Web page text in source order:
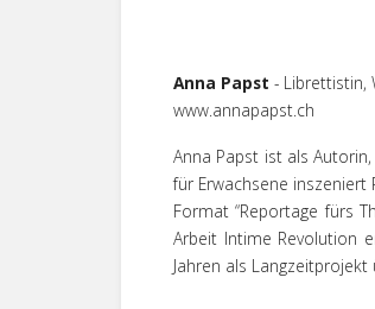
Anna Papst - Librettistin,
www.annapapst.ch
Anna Papst ist als
für Erwachsene
Format “Reportage fürs
Arbeit Intime Revolution
Jahren als